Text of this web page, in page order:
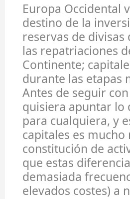
Europa Occidental
destino de la
reservas de
las repatriaciones
Continente;
durante las etapas
Antes de seguir
quisiera apuntar lo
para cualquiera, y
capitales es
constitución de
que estas
demasiada
elevados costes) a